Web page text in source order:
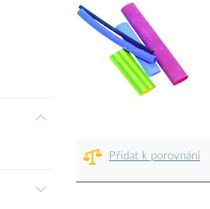
Přidat k porovnání